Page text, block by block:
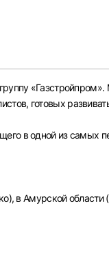
готовых
в одной из самых
в Амурской области